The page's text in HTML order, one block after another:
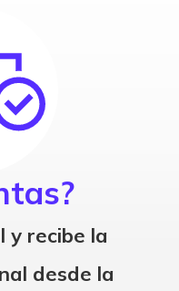
y recibe la
desde la